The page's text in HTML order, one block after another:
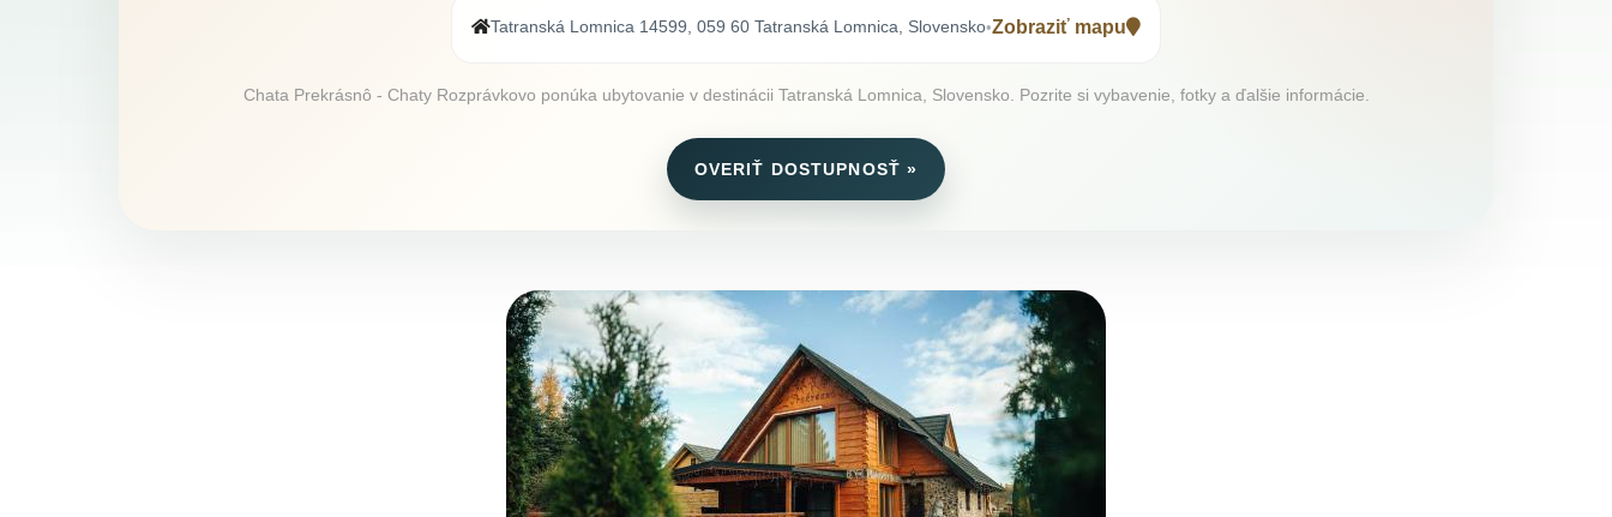
Tatranská Lomnica 14599, 059 60 Tatranská Lomnica, Slovensko•Zobraziť mapu
Chata Prekrásnô - Chaty Rozprávkovo ponúka ubytovanie v destinácii Tatranská Lomnica, Slovensko. Pozrite si vybavenie, fotky a ďalšie informácie.
OVERIŤ DOSTUPNOSŤ »